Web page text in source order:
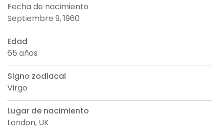
Fecha de nacimiento
Septiembre 9, 1960
Edad
65 años
Signo zodiacal
Virgo
Lugar de nacimiento
London, UK